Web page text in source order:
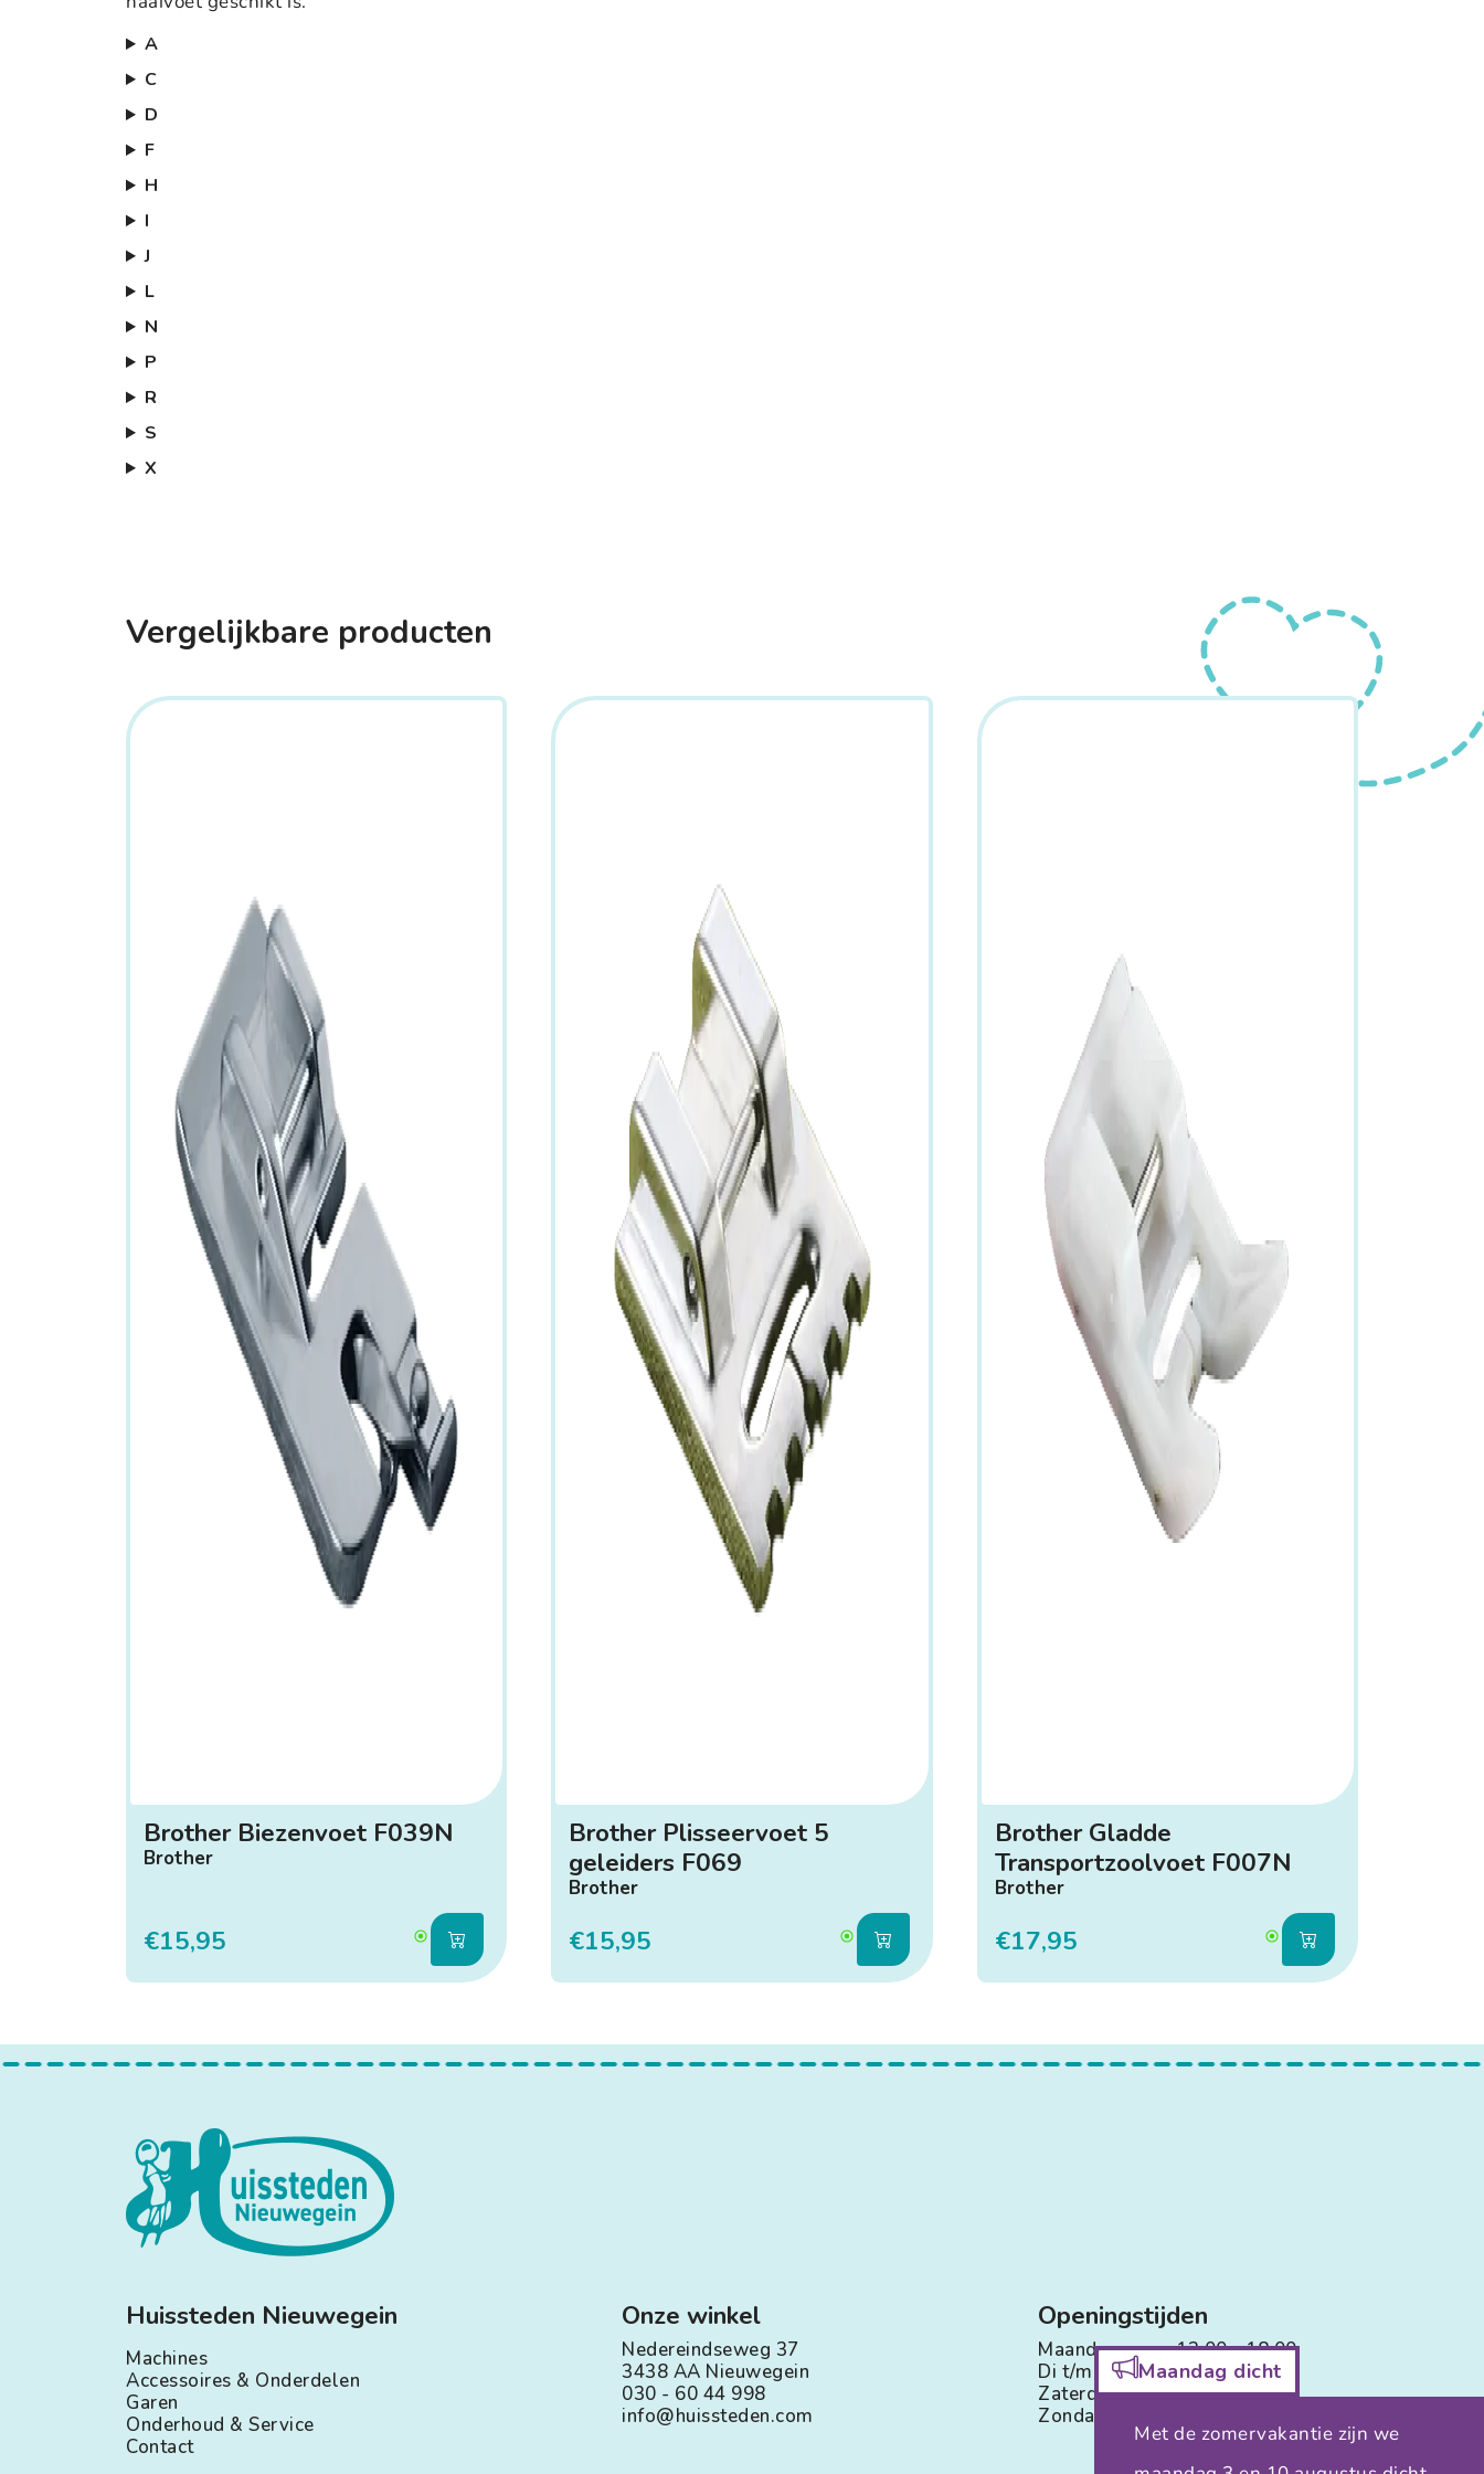
A
C
D
F
H
I
J
L
N
P
R
S
X
Vergelijkbare producten
Brother Biezenvoet F039N
Brother
€15,95
Brother Plisseervoet 5
geleiders F069
Brother
€15,95
Brother Gladde
Transportzoolvoet F007N
Brother
€17,95
Maandag dicht
Met de zomervakantie zijn we
Huissteden Nieuwegein
Machines
Accessoires & Onderdelen
Garen
Onderhoud & Service
Contact
Onze winkel
Nedereindseweg 37
3438 AA Nieuwegein
030 - 60 44 998
info@huissteden.com
Openingstijden
Maandag:
13.00 - 18.00
Di t/m Vr:
09.00 - 18.00
Zaterdag:
09.00 - 16.00
Zondag: